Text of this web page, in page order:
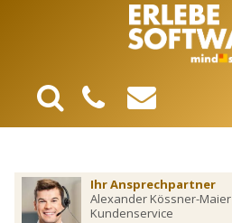
Ihr Ansprechpartner
Alexander Kössner-Maier
Kundenservice